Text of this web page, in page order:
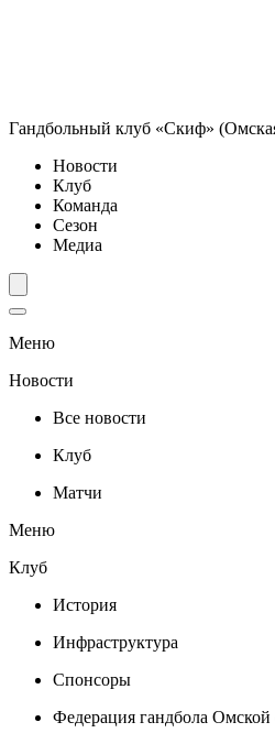
Гандбольный клуб «Скиф»
Новости
Клуб
Команда
Сезон
Медиа
Меню
Новости
Все новости
Клуб
Матчи
Меню
Клуб
История
Инфраструктура
Спонсоры
Федерация гандбола Омской